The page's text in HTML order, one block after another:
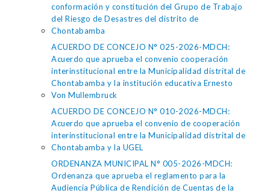
conformación y constitución del Grupo de Trabajo
del Riesgo de Desastres del distrito de
Chontabamba
ACUERDO DE CONCEJO N° 025-2026-MDCH:
Acuerdo que aprueba el convenio cooperación
interinstitucional entre la Municipalidad distrital de
Chontabamba y la institución educativa Ernesto
Von Mullembruck
ACUERDO DE CONCEJO N° 010-2026-MDCH:
Acuerdo que aprueba el convenio de cooperación
interinstitucional entre la Municipalidad distrital de
Chontabamba y la UGEL
ORDENANZA MUNICIPAL N° 005-2026-MDCH:
Ordenanza que aprueba el reglamento para la
Audiencia Pública de Rendición de Cuentas de la